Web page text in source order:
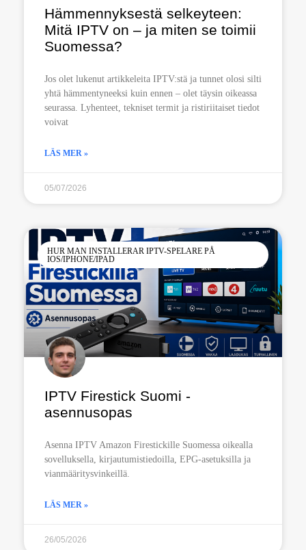
Hämmennyksestä selkeyteen:
Mitä IPTV on – ja miten se toimii
Suomessa?
Jos olet lukenut artikkeleita IPTV:stä ja tunnet olosi silti
yhtä hämmentyneeksi kuin ennen – olet täysin oikeassa
seurassa. Lyhenteet, tekniset termit ja ristiriitaiset tiedot
voivat
LÄS MER »
05/07/2026
HUR MAN INSTALLERAR IPTV-SPELARE PÅ
IOS/IPHONE/IPAD
IPTV Firestick Suomi -
asennusopas
Asenna IPTV Amazon Firestickille Suomessa oikealla
sovelluksella, kirjautumistiedoilla, EPG-asetuksilla ja
vianmääritysvinkeillä.
LÄS MER »
26/05/2026